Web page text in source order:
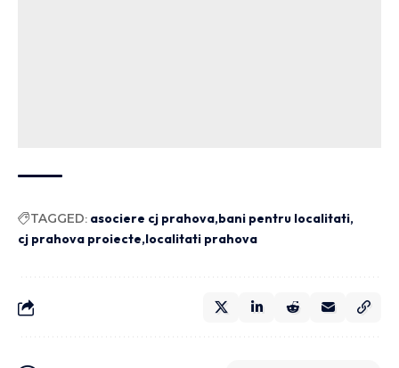
TAGGED: asociere cj prahova bani pentru localitati
cj prahova proiecte localitati prahova